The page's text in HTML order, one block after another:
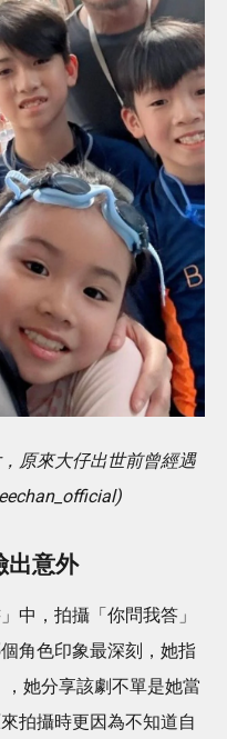
原來大仔出世前曾經遇
出意外
中，拍攝「你問我答」
角色印象最深刻，她指
她分享該劇不單是她當
拍攝時更因為不知道自